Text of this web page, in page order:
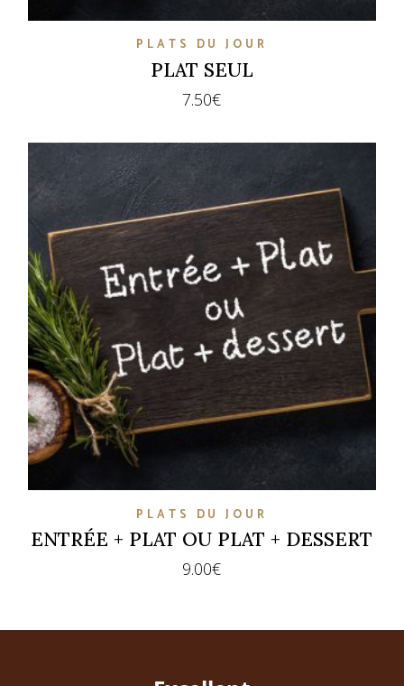
PLATS DU JOUR
PLAT SEUL
7.50€
PLATS DU JOUR
ENTRÉE + PLAT OU PLAT + DESSERT
9.00€